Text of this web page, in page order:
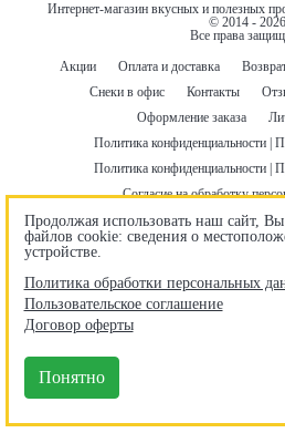
Интернет-магазин вкусных и полезных
© 2014 - 2026
Все права
Акции
Оплата и доставка
Снеки в офис
Контакты
Оформление заказа
Политика конфиденциальности |
Политика конфиденциальности |
Согласие на обработку
Пользовательское соглашение
Бонусная программа
Правила
Наши
Продолжая использовать наш сайт, Вы
файлов cookie: сведения о
устройстве.
Политика обработки персональных
Пользовательское соглашение
Договор оферты
Понятно